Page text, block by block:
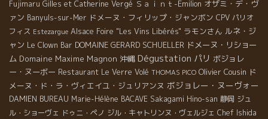
Fujimaru Gilles et Catherine Vergé Ｓａｉｎｔ-Emilion オザミ・デ・ヴ
ァン Banyuls-sur-Mer ドメーヌ・フィリップ・ジャンボン CPV パリオ
フィス Estezargue Alsace Foire "Les Vins Libérés" ラモンさん ルネ・ジ
ャン Le Clown Bar DOMAINE GERARD SCHUELLER ドメーヌ・リショー
ム Domaine Maxime Magnon 沖縄 Dégustation パリ ボジョレ
ー・ヌーボー Restaurant Le Verre Volé THOMAS PICO Olivier Cousin ド
メーヌ・ド・ラ・ヴィエイユ・ジュリアンヌ ボジョレー・ヌーヴォー
DAMIEN BUREAU Marie-Hélène BACAVE Sakagami Hino-san 静岡 ジュ
ル・ショーヴェ ドゥニ・ペノ ジル・キャトリンヌ・ヴェルジェ Chef Ishida